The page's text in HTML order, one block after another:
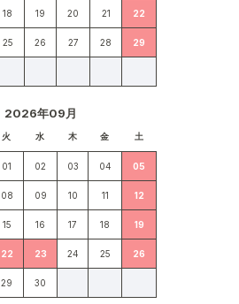
18 19 20 21 22
25 26 27 28 29
2026年09月
火 水 木 金 土
01 02 03 04 05
08 09 10 11 12
15 16 17 18 19
22 23 24 25 26
29 30